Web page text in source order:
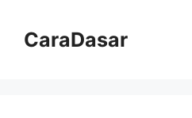
CaraDasar